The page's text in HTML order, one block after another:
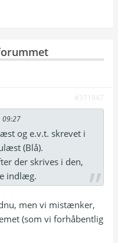
#371847
09:27
og e.v.t. skrevet i
(Blå).
der skrives i den,
indlæg.
men vi mistænker,
(som vi forhåbentlig